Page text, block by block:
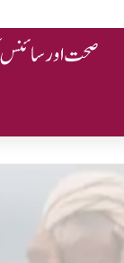
صحت اور سائنس